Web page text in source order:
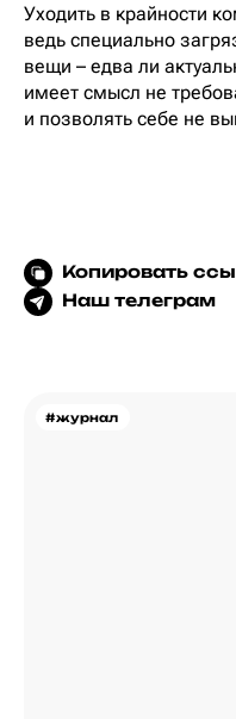
Уходить в крайности
ведь специально
вещи – едва ли
имеет смысл не
и позволять себе не
Копировать
Наш телеграм
#журнал